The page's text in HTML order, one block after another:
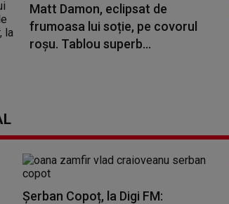
Matt Damon, eclipsat de
frumoasa lui soție, pe covorul
roșu. Tablou superb...
Șerban Copoț, la Digi FM: